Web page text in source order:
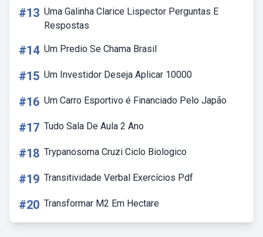
#13 Uma Galinha Clarice Lispector Perguntas E
Respostas
#14 Um Predio Se Chama Brasil
#15 Um Investidor Deseja Aplicar 10000
#16 Um Carro Esportivo é Financiado Pelo Japão
#17 Tudo Sala De Aula 2 Ano
#18 Trypanosoma Cruzi Ciclo Biologico
#19 Transitividade Verbal Exercícios Pdf
#20 Transformar M2 Em Hectare